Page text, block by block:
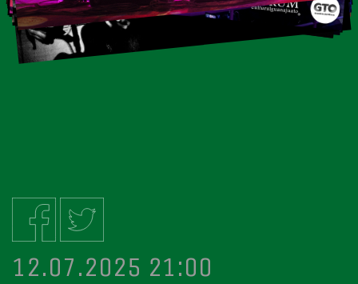
12.07.2025 21:00